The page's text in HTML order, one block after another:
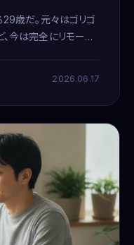
29歳だ。元々はゴリゴ
今は完全にリモート
2026.06.17